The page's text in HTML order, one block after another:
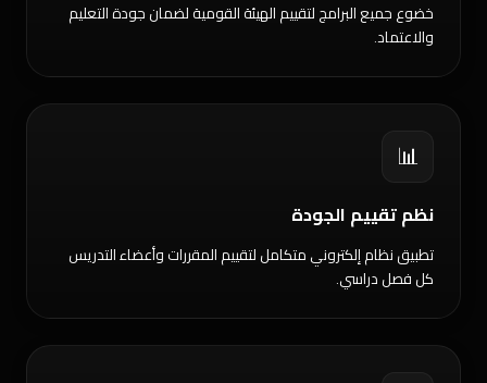
خضوع جميع البرامج لتقييم الهيئة القومية لضمان جودة التعليم
والاعتماد.
📊
نظم تقييم الجودة
تطبيق نظام إلكتروني متكامل لتقييم المقررات وأعضاء التدريس
كل فصل دراسي.